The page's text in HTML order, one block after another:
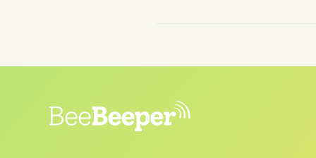
voor hem zou maken.